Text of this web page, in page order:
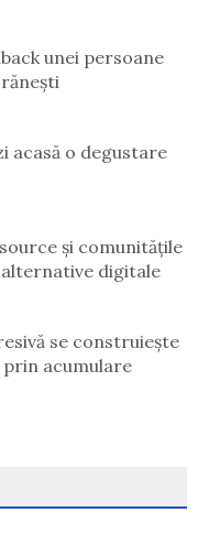
unei persoane
acasă o degustare
și comunitățile
digitale
se construiește
acumulare